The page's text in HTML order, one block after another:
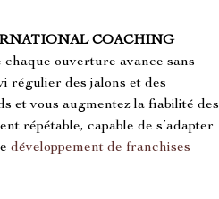
COACHING
ouverture avance sans
régulier des jalons et des
et vous augmentez la fiabilité des
répétable, capable de s’adapter
développement de franchises